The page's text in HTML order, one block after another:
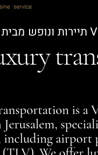
is a
Jerusalem,
including airport